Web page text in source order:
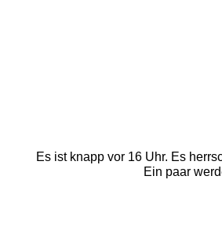
Es ist knapp vor 16 Uhr. Es
Ein paar